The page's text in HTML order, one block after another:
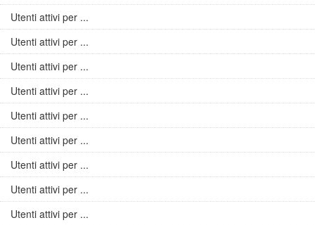
Utenti attivi per ...
Utenti attivi per ...
Utenti attivi per ...
Utenti attivi per ...
Utenti attivi per ...
Utenti attivi per ...
Utenti attivi per ...
Utenti attivi per ...
Utenti attivi per ...